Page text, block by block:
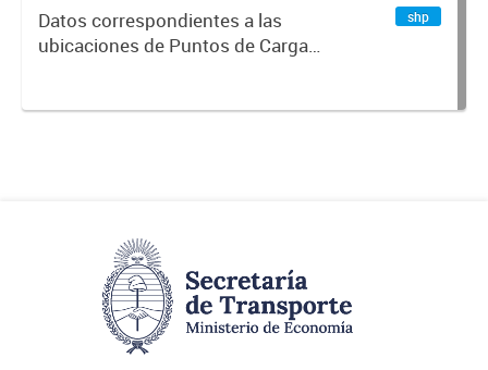
Datos correspondientes a las
ubicaciones de Puntos de Carga
shp